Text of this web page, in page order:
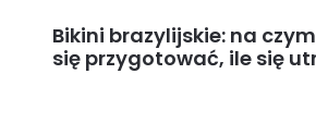
Bikini brazylijskie: na
się przygotować, ile się